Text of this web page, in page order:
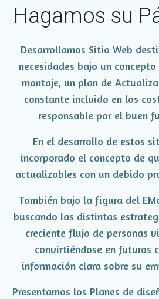
Hagamos su
Desarrollamos Sitio Web
necesidades bajo un
montaje, un plan de
constante incluido en los
responsable por el buen
En el desarrollo de estos
incorporado el concepto de
actualizables con un debido
También bajo la figura del
buscando las distintas
creciente flujo de personas
convirtiéndose en futuros
información clara sobre su
Presentamos los Planes de